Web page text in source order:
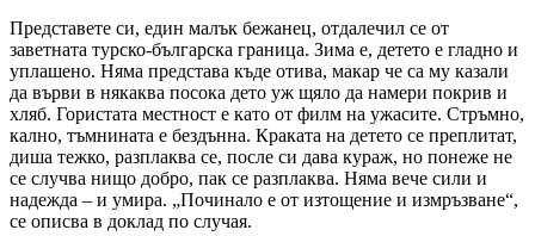
Представете си, един малък бежанец, отдалечил се от
заветната турско-българска граница. Зима е, детето е гладно и
уплашено. Няма представа къде отива, макар че са му казали
да върви в някаква посока дето уж щяло да намери покрив и
хляб. Гористата местност е като от филм на ужасите. Стръмно,
кално, тъмнината е бездънна. Краката на детето се преплитат,
диша тежко, разплаква се, после си дава кураж, но понеже не
се случва нищо добро, пак се разплаква. Няма вече сили и
надежда – и умира. „Починало е от изтощение и измръзване“,
се описва в доклад по случая.